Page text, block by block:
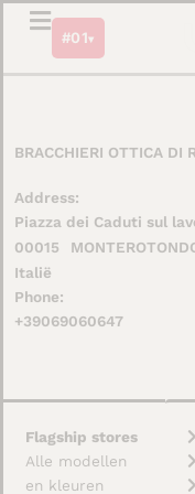
#01▾
BRACCHIERI OTTICA DI
Address:
Piazza dei Caduti sul
00015
Italië
Phone:
+39069060647
Flagship stores
Alle modellen
en kleuren